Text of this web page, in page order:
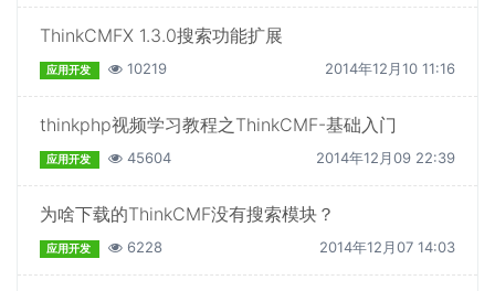
ThinkCMFX 1.3.0搜索功能扩展
应用开发 10219 2014年12月10 11:16
thinkphp视频学习教程之ThinkCMF-基础入门
应用开发 45604 2014年12月09 22:39
为啥下载的ThinkCMF没有搜索模块？
应用开发 6228 2014年12月07 14:03